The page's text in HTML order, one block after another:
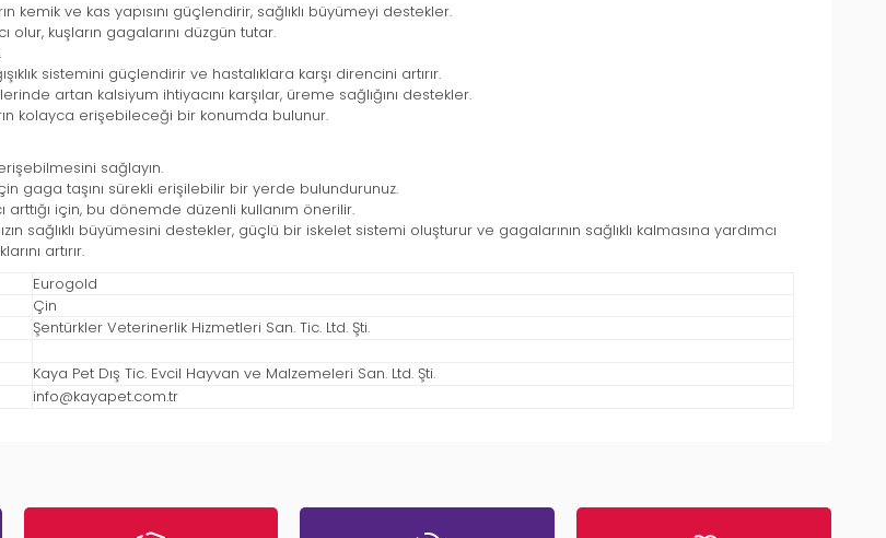
kemik ve kas yapısını güçlendirir, sağlıklı büyümeyi destekler.
olur, kuşların gagalarını düzgün tutar.
sistemini güçlendirir ve hastalıklara karşı direncini artırır.
artan kalsiyum ihtiyacını karşılar, üreme sağlığını destekler.
kolayca erişebileceği bir konumda bulunur.
sağlayın.
gaga taşını sürekli erişilebilir bir yerde bulundurunuz.
için, bu dönemde düzenli kullanım önerilir.
sağlıklı büyümesini destekler, güçlü bir iskelet sistemi oluşturur ve gagalarının sağlıklı kalmasına yardımcı
artırır.
Eurogold
Çin
Şentürkler Veterinerlik Hizmetleri San. Tic. Ltd. Şti.
Kaya Pet Dış Tic. Evcil Hayvan ve Malzemeleri San. Ltd. Şti.
info@kayapet.com.tr